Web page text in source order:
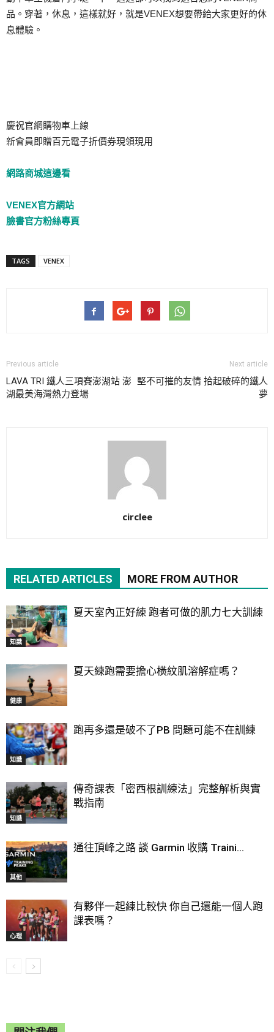
品。穿著，休息，這樣就好，就是VENEX想要帶給大家更好的休
息體驗。
慶祝官網購物車上線
新會員即贈百元電子折價券現領現用
網路商城這邊看
VENEX官方網站
臉書官方粉絲專頁
TAGS VENEX
Previous article
LAVA TRI 鐵人三項賽澎湖站 澎
湖最美海灣熱力登場
Next article
堅不可摧的友情 拾起破碎的鐵人
夢
circlee
RELATED ARTICLES MORE FROM AUTHOR
知識
夏天室內正好練 跑者可做的肌力七大訓練
健康
夏天練跑需要擔心橫紋肌溶解症嗎？
知識
跑再多還是破不了PB 問題可能不在訓練
知識
傳奇課表「密西根訓練法」完整解析與實
戰指南
其他
通往頂峰之路 談 Garmin 收購 Traini...
心理
有夥伴一起練比較快 你自己還能一個人跑
課表嗎？